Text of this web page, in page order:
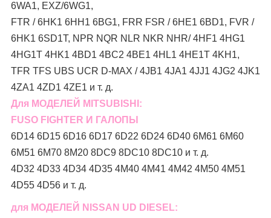
6WA1, EXZ/6WG1,
FTR / 6HK1 6HH1 6BG1, FRR FSR / 6HE1 6BD1, FVR /
6HK1 6SD1T, NPR NQR NLR NKR NHR/ 4HF1 4HG1
4HG1T 4HK1 4BD1 4BC2 4BE1 4HL1 4HE1T 4KH1,
TFR TFS UBS UCR D-MAX / 4JB1 4JA1 4JJ1 4JG2 4JK1
4ZA1 4ZD1 4ZE1 и т. д.
Для МОДЕЛЕЙ MITSUBISHI:
FUSO FIGHTER И ГАЛОПЫ
6D14 6D15 6D16 6D17 6D22 6D24 6D40 6M61 6M60
6M51 6M70 8M20 8DC9 8DC10 8DC10 и т. д.
4D32 4D33 4D34 4D35 4M40 4M41 4M42 4M50 4M51
4D55 4D56 и т. д.
для МОДЕЛЕЙ NISSAN UD DIESEL: